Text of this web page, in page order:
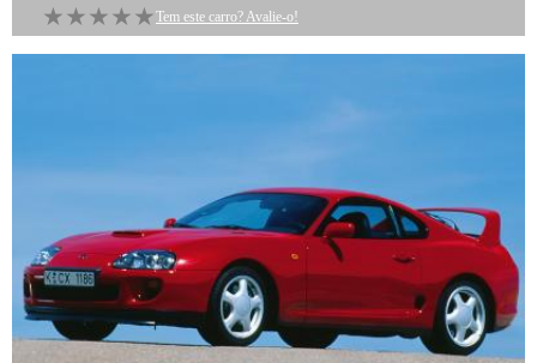
★★★★★
★★★★★ Tem este carro? Avalie-o!